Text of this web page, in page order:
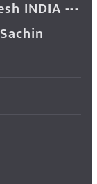
INDIA ---